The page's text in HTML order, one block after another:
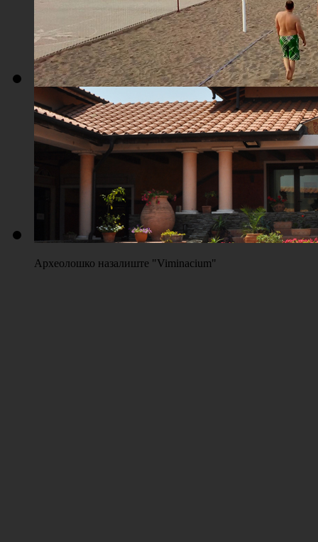
Плажа "Топољар" - Терени на песку
Археолошко назалиште "Viminacium"